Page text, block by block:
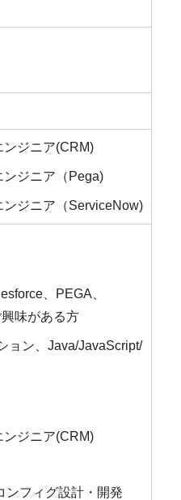
ンジニア(CRM)
ンジニア（Pega)
ンジニア（ServiceNow)
、PEGA、
味がある方
ョン、Java/JavaScript/
ンジニア(CRM)
ンフィグ設計・開発